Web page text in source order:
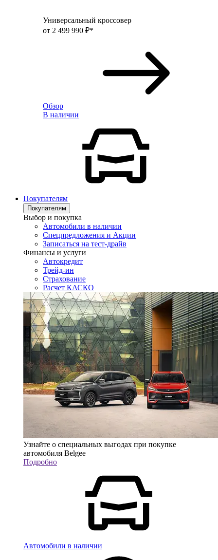
Универсальный кроссовер
от 2 499 990 ₽*
Обзор
В наличии
Покупателям
Покупателям
Выбор и покупка
Автомобили в наличии
Спецпредложения и Акции
Записаться на тест-драйв
Финансы и услуги
Автокредит
Трейд-ин
Страхование
Расчет КАСКО
Узнайте о специальных выгодах при покупке
автомобиля Belgee
Подробно
Автомобили в наличии